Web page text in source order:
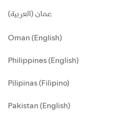
عمان (العربية)
Oman (English)
Philippines (English)
Pilipinas (Filipino)
Pakistan (English)